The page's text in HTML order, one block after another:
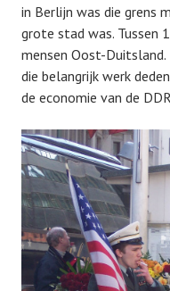
in Berlijn was die grens
grote stad was. Tussen
mensen Oost-
die belangrijk werk
de economie van de